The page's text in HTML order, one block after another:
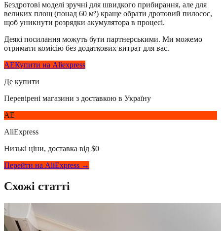
Бездротові моделі зручні для швидкого прибирання, але для
великих площ (понад 60 м²) краще обрати дротовий пилосос,
щоб уникнути розрядки акумулятора в процесі.
Деякі посилання можуть бути партнерськими. Ми можемо
отримати комісію без додаткових витрат для вас.
AEКупити на Aliexpress
Де купити
Перевірені магазини з доставкою в Україну
AE
AliExpress
Низькі ціни, доставка від $0
Перейти на AliExpress →
Схожі статті